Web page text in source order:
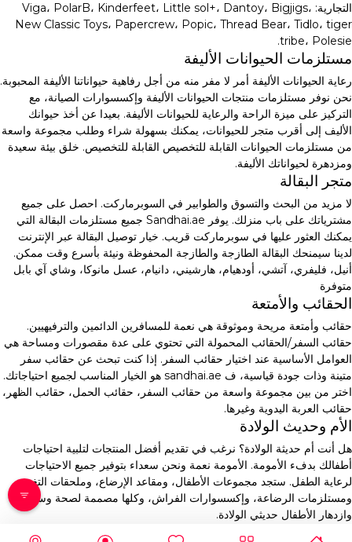
التجارية: Viga، PolarB، Kinderfeet، Little sol+، Dantoy، Bigjigs،
New Classic Toys، Papercrew، Popic، Thread Bear، Tidlo، tiger
tribe، Polesie.
مستلزمات الحيوانات الأليفة
رعاية الحيوانات الأليفة أمر لا مفر منه من أجل رفاهية حيواناتنا الأليفة المحبوبة.
نحن نوفر مستلزمات منتجات الحيوانات الأليفة وإكسسوارات الصيانة، مع
التركيز على ميزة الراحة والرعاية للحيوانات الأليفة. بعيدا عن أخذ حيوانك
الأليف إلى أقرب متجر للحيوانات، يمكنك بسهولة شراء وطلب مجموعة واسعة
من مستلزمات الحيوانات القابلة للتخصيص القابلة للتخصيص. خلق بيئة سعيدة
ومزدهرة لحيواناتك الأليفة.
متجر البقالة
لا مزيد من البحث والتسوق والطوابير في السوبرماركت. احصل على جميع
مشترياتك على باب منزلك. يوفر Sandhai.ae جميع مستلزمات البقالة التي
يمكنك العثور عليها في سوبرماركت قريب. خيار توصيل البقالة عبر الإنترنت
لدينا سيمنحك البقالة الطازجة والطازجة المحفوظة ونيئة بأسرع وقت ممكن.
أنيل، فليفري، آتشي، أودهيام، هارشيني، دانيام، عسل مانوكا، وشاي آي بابل
متوفرة
الحقائب والأمتعة
حقائب وأمتعة مريحة وموثوقة هي نعمة للمسافرين الدائمين والترفيهيين.
حقائب السفر/الحقائب المحمولة التي تحتوي على عدة مقصورات ومساحة هي
العوامل الأساسية عند اختيار حقائب السفر. إذا كنت تبحث عن حقائب سفر
متينة وذات جودة قياسية، ف sandhai.ae هو الخيار المناسب لجميع احتياجاتك.
اختر من بين مجموعة واسعة من حقائب السفر، حقائب الحمل، حقائب الظهر،
حقائب العربة اليدوية وغيرها.
الأم وحديث الولادة
هل أنت أم حديثة الولادة؟ نرغب في تقديم أفضل المنتجات لتلبية احتياجات
أطفالك بدفء الأمومة. الأمومة نعمة ونحن سعداء بتوفير جميع الاحتياجات
لرعاية الطفل. ستجد مجموعات الأطفال، ومقاعد الإرضاع، وملحقات التغذية،
ومستلزمات الرضاعة، وإكسسوارات الفراش، وكلها مصممة لصحة وسلامة
وازدهار الأطفال حديثي الولادة.